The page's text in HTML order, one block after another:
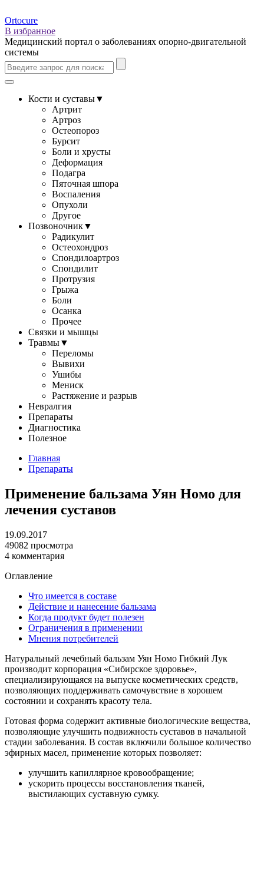
Ortocure
В избранное
Медицинский портал о заболеваниях опорно-двигательной
системы
Кости и суставы▼
Артрит
Артроз
Остеопороз
Бурсит
Боли и хрусты
Деформация
Подагра
Пяточная шпора
Воспаления
Опухоли
Другое
Позвоночник▼
Радикулит
Остеохондроз
Спондилоартроз
Спондилит
Протрузия
Грыжа
Боли
Осанка
Прочее
Связки и мышцы
Травмы▼
Переломы
Вывихи
Ушибы
Мениск
Растяжение и разрыв
Невралгия
Препараты
Диагностика
Полезное
Главная
Препараты
Применение бальзама Уян Номо для
лечения суставов
19.09.2017
49082 просмотра
4 комментария
Оглавление
Что имеется в составе
Действие и нанесение бальзама
Когда продукт будет полезен
Ограничения в применении
Мнения потребителей
Натуральный лечебный бальзам Уян Номо Гибкий Лук
производит корпорация «Сибирское здоровье»,
специализирующаяся на выпуске косметических средств,
позволяющих поддерживать самочувствие в хорошем
состоянии и сохранять красоту тела.
Готовая форма содержит активные биологические вещества,
позволяющие улучшить подвижность суставов в начальной
стадии заболевания. В состав включили большое количество
эфирных масел, применение которых позволяет:
улучшить капиллярное кровообращение;
ускорить процессы восстановления тканей,
выстилающих суставную сумку.